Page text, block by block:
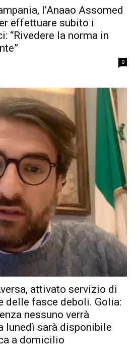
l’Anaao Assomed
effettuare subito i
“Rivedere la norma in
0
attivato servizio di
delle fasce deboli. Golia:
nessuno verrà
lunedì sarà disponibile
a domicilio